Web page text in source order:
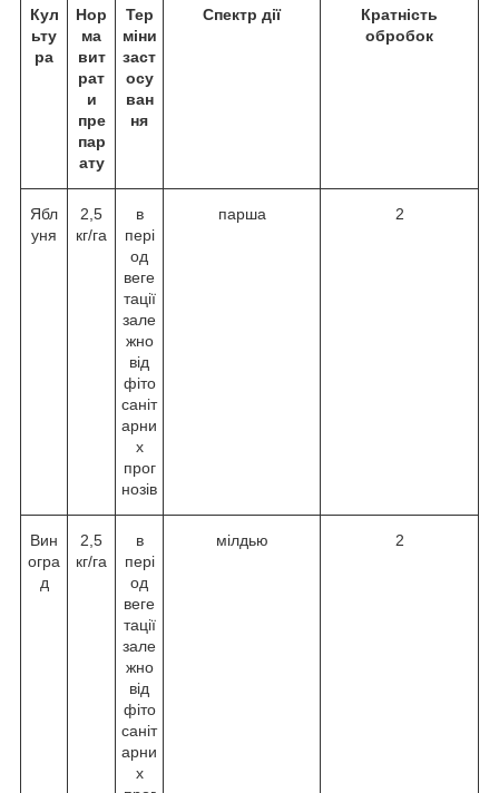
Кул
ьту
ра
Нор
ма
вит
рат
и
пре
пар
ату
Тер
міни
заст
осу
ван
ня
Спектр дії
Кратність
обробок
Ябл
уня
2,5
кг/га
в
пері
од
веге
тації
зале
жно
від
фіто
саніт
арни
х
прог
нозів
парша 2
Вин
огра
д
2,5
кг/га
в
пері
од
веге
тації
зале
жно
від
фіто
саніт
арни
х
мілдью 2